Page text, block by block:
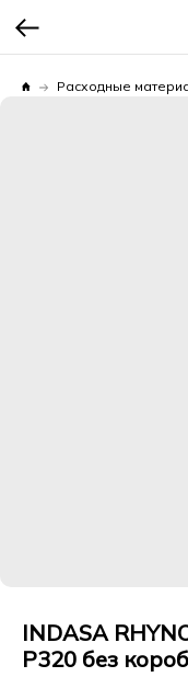
Расходные
INDASA
Р320 без